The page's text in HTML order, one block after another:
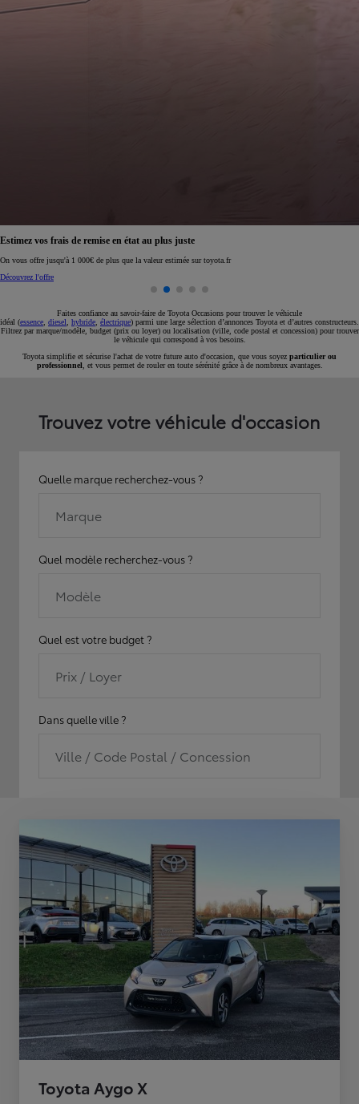
Réservez en ligne votre occasion pour 1€ seulement
Réservez en ligne
Faites confiance au savoir-faire de Toyota Occasions pour trouver le véhicule
idéal (essence diesel hybride électrique) parmi une large sélection d’annonces Toyota et d’autres constructeurs.
Filtrez par marque/modèle, budget (prix ou loyer) ou localisation (ville, code postal et concession) pour trouver
le véhicule qui correspond à vos besoins.
Toyota simplifie et sécurise l'achat de votre future auto d'occasion, que vous soyez particulier ou
professionnel , et vous permet de rouler en toute sérénité grâce à de nombreux avantages.
Trouvez votre véhicule d'occasion
Quelle marque recherchez-vous ?
Marque
Quel modèle recherchez-vous ?
Modèle
Quel est votre budget ?
Prix / Loyer
Dans quelle ville ?
Ville / Code Postal / Concession
Toyota Aygo X